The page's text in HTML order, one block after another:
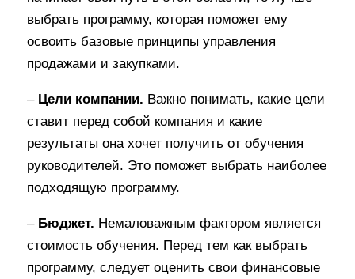
выбрать программу, которая поможет ему
освоить базовые принципы управления
продажами и закупками.
– Цели компании. Важно понимать, какие цели
ставит перед собой компания и какие
результаты она хочет получить от обучения
руководителей. Это поможет выбрать наиболее
подходящую программу.
– Бюджет. Немаловажным фактором является
стоимость обучения. Перед тем как выбрать
программу, следует оценить свои финансовые